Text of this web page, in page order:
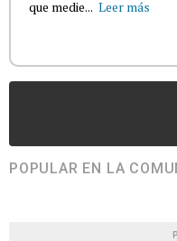
que medie... Leer más
POPULAR EN LA